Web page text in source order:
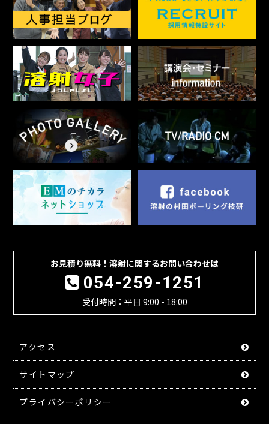
お見積り無料！溶射に関するお問い合わせは
054-259-1251
受付時間：平日 9:00 - 18:00
アクセス
サイトマップ
プライバシーポリシー